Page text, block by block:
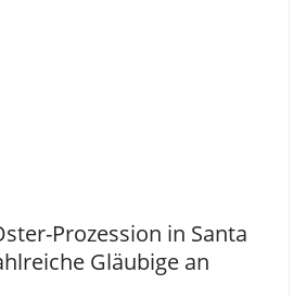
Prozession in Santa
Gläubige an